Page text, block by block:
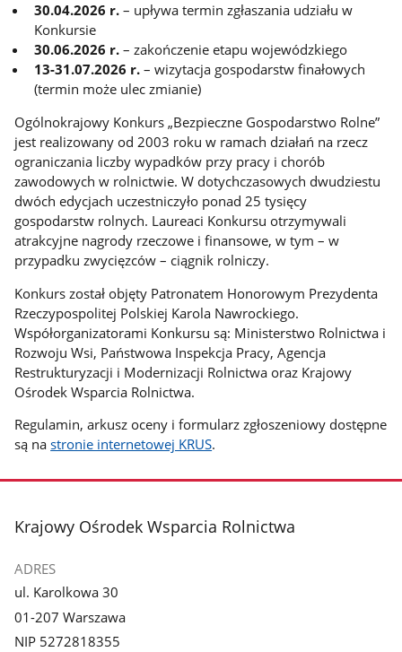
30.04.2026 r.– upływa termin zgłaszania udziału w
Konkursie
30.06.2026 r.– zakończenie etapu wojewódzkiego
13-31.07.2026 r. – wizytacja gospodarstw finałowych
(termin może ulec zmianie)
Ogólnokrajowy Konkurs „Bezpieczne Gospodarstwo Rolne”
jest realizowany od 2003 roku w ramach działań na rzecz
ograniczania liczby wypadków przy pracy i chorób
zawodowych w rolnictwie. W dotychczasowych dwudziestu
dwóch edycjach uczestniczyło ponad 25 tysięcy
gospodarstw rolnych. Laureaci Konkursu otrzymywali
atrakcyjne nagrody rzeczowe i finansowe, w tym – w
przypadku zwycięzców – ciągnik rolniczy.
Konkurs został objęty Patronatem Honorowym Prezydenta
Rzeczypospolitej Polskiej Karola Nawrockiego.
Współorganizatorami Konkursu są: Ministerstwo Rolnictwa i
Rozwoju Wsi, Państwowa Inspekcja Pracy, Agencja
Restrukturyzacji i Modernizacji Rolnictwa oraz Krajowy
Ośrodek Wsparcia Rolnictwa.
Regulamin, arkusz oceny i formularz zgłoszeniowy dostępne
są nastronie internetowej KRUS.
stopka
Krajowy Ośrodek Wsparcia Rolnictwa
ADRES
ul. Karolkowa 30
01-207 Warszawa
NIP 5272818355